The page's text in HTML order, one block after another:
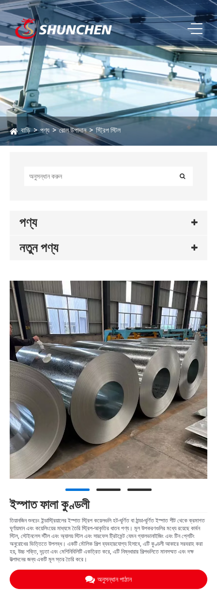
বাড়ি পণ্য রোল উপাদান স্ট্রিপ স্টিল
পণ্য
নতুন পণ্য
ইস্পাত ফালা কুণ্ডলী
তিয়ানজিন শুনচেং ইন্ডাস্ট্রিয়ালের ইস্পাত স্ট্রিপ কয়েলগুলি হট-ঘূর্ণিত বা ঠান্ডা-ঘূর্ণিত ইস্পাত শীট থেকে ক্রমাগত
ঘূর্ণায়মান এবং কয়েলিংয়ের মাধ্যমে তৈরি স্ট্রিপ-আকৃতির ধাতব পণ্য। মূল উপকরণগুলির মধ্যে রয়েছে কার্বন
স্টিল, স্টেইনলেস স্টীল এবং অ্যালয় স্টিল এবং সারফেস ট্রিটমেন্ট যেমন গ্যালভানাইজিং এবং টিন প্লেটিং
অনুরোধের ভিত্তিতে উপলব্ধ। একটি মৌলিক শিল্প ব্যবহারযোগ্য হিসাবে, এটি কুণ্ডলী আকারে সরবরাহ করা
হয়, উচ্চ শক্তি, দৃঢ়তা এবং মেশিনিবিলিটি একত্রিত করে, এটি নিম্নধারার শিল্পগুলিতে মানসম্মত এবং দক্ষ
উত্পাদনের জন্য একটি মূল স্তর তৈরি করে।
অনুসন্ধান পাঠান